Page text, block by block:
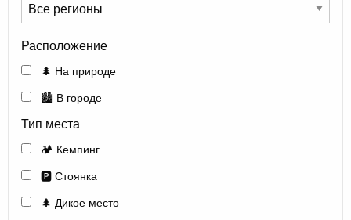
Расположение
🌲 На природе
🏙️ В городе
Тип места
🏕️ Кемпинг
🅿️ Стоянка
🌲 Дикое место